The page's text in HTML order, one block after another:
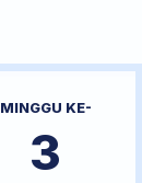
MINGGU KE-
3